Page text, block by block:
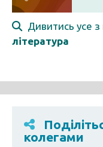
Дивитись усе
література
колегами